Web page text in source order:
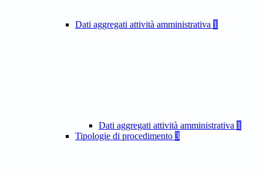
Dati aggregati attività amministrativa 1
Dati aggregati attività amministrativa 1
Tipologie di procedimento 3